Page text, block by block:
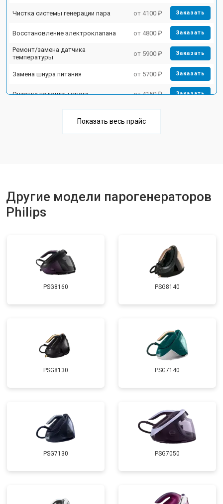
Чистка системы генерации пара от 4100 ₽ Заказать
Восстановление электроклапана от 4800 ₽ Заказать
Ремонт/замена датчика
температуры
от 5900 ₽ Заказать
Замена шнура питания от 5700 ₽ Заказать
Очистка подошвы утюга от 4150 ₽ Заказать
Корпусный ремонт (замена резинок,
Профилактическая чистка от 4700 ₽
Показать весь прайс
Другие модели парогенераторов
Philips
PSG8160 PSG8140
PSG8130 PSG7140
PSG7130 PSG7050